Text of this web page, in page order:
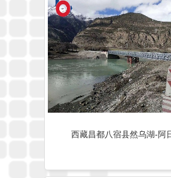
西藏昌都八宿县然乌湖-阿